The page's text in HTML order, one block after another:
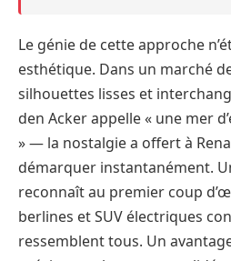
Le génie de cette approche
esthétique. Dans un marché
silhouettes lisses et
den Acker appelle « une mer
» — la nostalgie a offert à
démarquer instantanément.
reconnaît au premier coup
berlines et SUV électriques
ressemblent tous. Un